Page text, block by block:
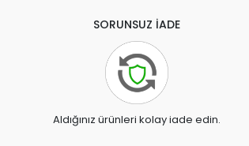
SORUNSUZ İADE
Aldığınız ürünleri kolay iade edin.